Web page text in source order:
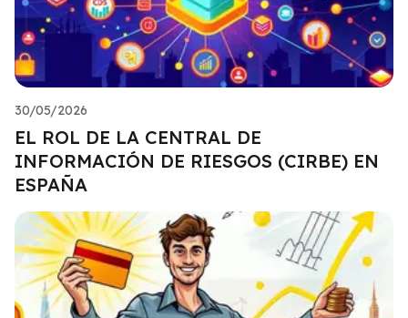
30/05/2026
EL ROL DE LA CENTRAL DE
INFORMACIÓN DE RIESGOS (CIRBE) EN
ESPAÑA